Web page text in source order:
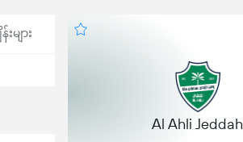
များ
Al Ahli Jeddah